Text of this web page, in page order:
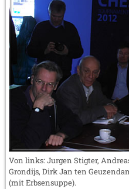
Von links: Jurgen Stigter,
Grondijs, Dirk Jan ten
(mit Erbsensuppe).